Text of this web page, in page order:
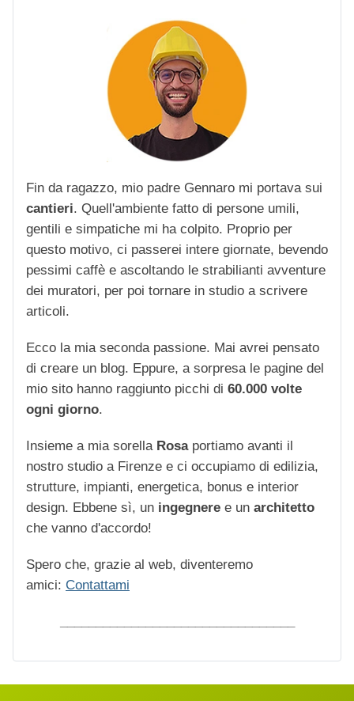
Fin da ragazzo, mio padre Gennaro mi portava sui
cantieri. Quell'ambiente fatto di persone umili,
gentili e simpatiche mi ha colpito. Proprio per
questo motivo, ci passerei intere giornate, bevendo
pessimi caffè e ascoltando le strabilianti avventure
dei muratori, per poi tornare in studio a scrivere
articoli.
Ecco la mia seconda passione. Mai avrei pensato
di creare un blog. Eppure, a sorpresa le pagine del
mio sito hanno raggiunto picchi di 60.000 volte
ogni giorno.
Insieme a mia sorella Rosaportiamo avanti il
nostro studio a Firenze e ci occupiamo di edilizia,
strutture, impianti, energetica, bonus e interior
design. Ebbene sì, un ingegnere e un architetto
che vanno d'accordo!
Spero che, grazie al web, diventeremo
amici: Contattami